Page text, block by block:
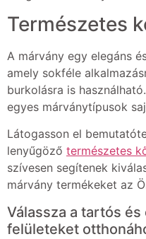
Természetes
A márvány egy elegáns
amely sokféle
burkolásra is
egyes márványtípusok
Látogasson el
lenyűgöző természetes
szívesen segítenek
márvány termékeket az
Válassza a tartós
felületeket